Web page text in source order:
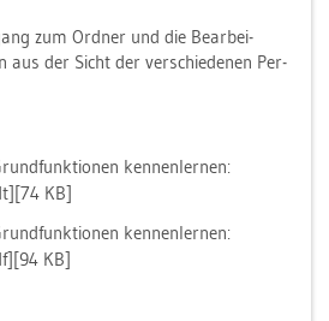
zum Ord­ner und die Be­ar­bei­
aus der Sicht der ver­schie­de­nen Per­
ken­nen­ler­nen:
KB]
ken­nen­ler­nen:
KB]